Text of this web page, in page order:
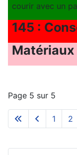
courir avec un
145 :
Matériaux
Page 5 sur 5
1 2